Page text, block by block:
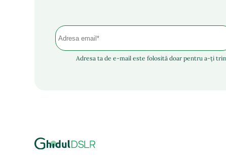
Adresa ta de e-mail este folosită doar pentru a-ți